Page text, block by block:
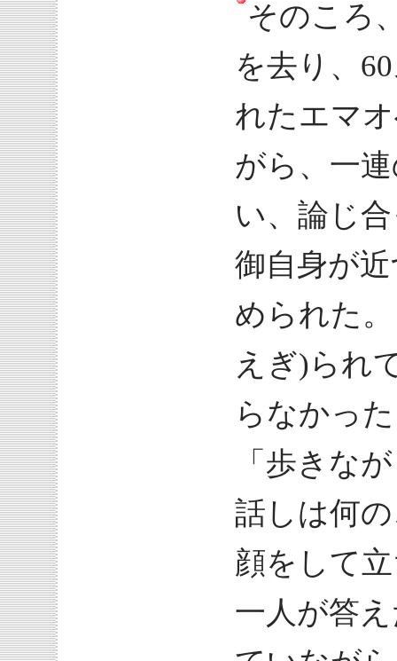
そのころ
を去り、
れたエマ
がら、一
い、論じ
御自身が
められた
えぎ)られ
らなかっ
「歩きな
話しは何
顔をして
一人が答